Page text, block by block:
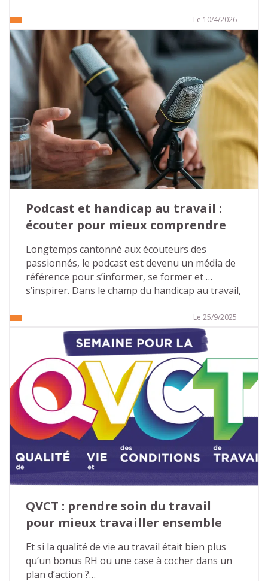
méconnaissance crée un terrain favorable aux
discours alarmistes de certains démarcheurs
commerciaux.
Pour les directions des ressources humaines et
les référents handicap, l’enjeu est simple :
comprendre les règles, sécuriser les pratiques
internes et ne pas céder à la pression
extérieure.
Le 10/4/2026
Podcast et handicap au travail :
écouter pour mieux comprendre
Longtemps cantonné aux écouteurs des
passionnés, le podcast est devenu un média de
référence pour s’informer, se former et
s’inspirer. Dans le champ du handicap au travail,
parcours pluriels, des clés concrètes pour agir
en entreprise. Avec ses deux saisons déjà
disponibles, consacrées aux troubles Dys puis
aux troubles autistiques, et une offre
d’accompagnement dédiée aux organisations,
Atouts & Handicap fait du format audio un levier
puissant de sensibilisation et d’inclusion. Voici
l’essentiel à connaître… et des pistes pour en
faire un outil vivant dans votre culture
d’entreprise.
Le 25/9/2025
QVCT : prendre soin du travail
pour mieux travailler ensemble
Et si la qualité de vie au travail était bien plus
qu’un bonus RH ou une case à cocher dans un
plan d’action ?